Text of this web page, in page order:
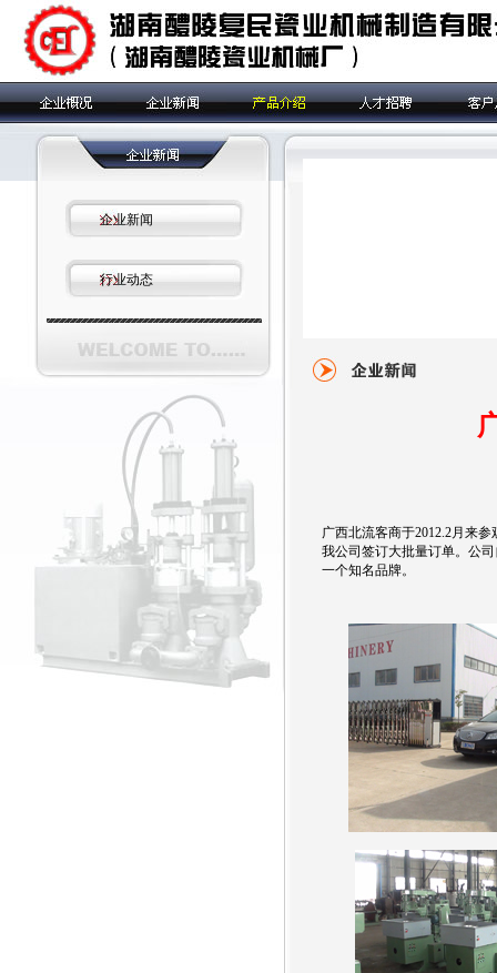
企业新闻
行业动态
广西北流客商于2012.2月来
我公司签订大批量订单。公
一个知名品牌。